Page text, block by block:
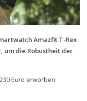
Amazfit T-Rex
um die Robustheit der
Euro erworben